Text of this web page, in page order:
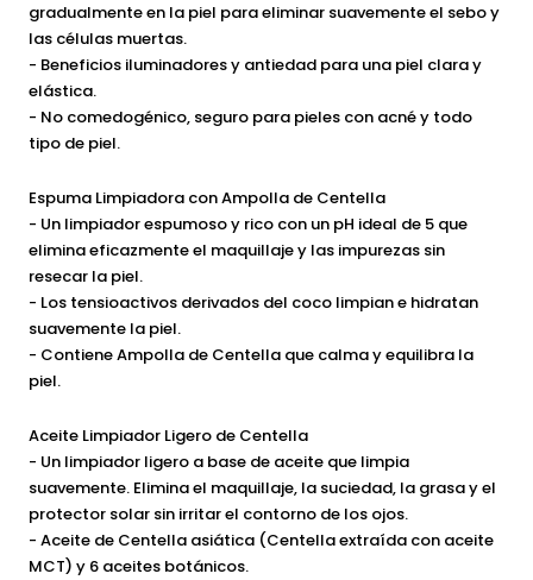
gradualmente en la piel para eliminar suavemente el sebo y
las células muertas.
- Beneficios iluminadores y antiedad para una piel clara y
elástica.
- No comedogénico, seguro para pieles con acné y todo
tipo de piel.
Espuma Limpiadora con Ampolla de Centella
- Un limpiador espumoso y rico con un pH ideal de 5 que
elimina eficazmente el maquillaje y las impurezas sin
resecar la piel.
- Los tensioactivos derivados del coco limpian e hidratan
suavemente la piel.
- Contiene Ampolla de Centella que calma y equilibra la
piel.
Aceite Limpiador Ligero de Centella
- Un limpiador ligero a base de aceite que limpia
suavemente. Elimina el maquillaje, la suciedad, la grasa y el
protector solar sin irritar el contorno de los ojos.
- Aceite de Centella asiática (Centella extraída con aceite
MCT) y 6 aceites botánicos.